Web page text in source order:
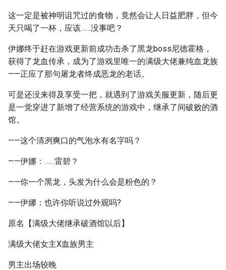
这一定是被神明诅咒过的食物，竟然会让人日益肥胖，但今
天只喝了一杯，应该……没事吧？
伊娜终于赶在游戏更新前成功击杀了黑龙boss尼德霍格，
获得了龙血传承，成为了游戏里唯一的满级大佬兼纯血龙族
——正应了那句屠龙者终成恶龙的老话。
可是还没来得及享受一把，就遇到了游戏关服更新，随后更
是一觉穿进了新增了经营系统的游戏中，继承了间破败的酒
馆。
——这个清冽爽口的气泡水有名字吗？
——伊娜：……雷碧？
——你一个黑龙，头发为什么会是粉色的？
——伊娜：也许你听说过外观吗?
原名【满级大佬继承破酒馆以后】
满级大佬女主X血族男主
男主出场较晚